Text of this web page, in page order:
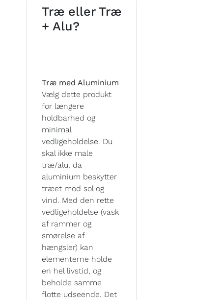
Træ eller Træ
+ Alu?
Træ med Aluminium
Vælg dette produkt
for længere
holdbarhed og
minimal
vedligeholdelse. Du
skal ikke male
træ/alu, da
aluminium beskytter
træet mod sol og
vind. Med den rette
vedligeholdelse (vask
af rammer og
smørelse af
hængsler) kan
elementerne holde
en hel livstid, og
beholde samme
flotte udseende. Det